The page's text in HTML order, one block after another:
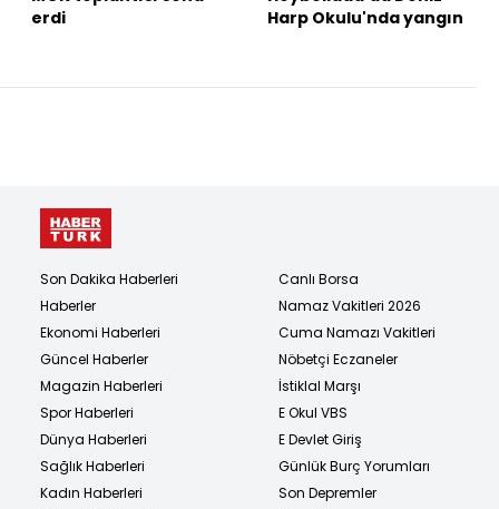
erdi
Harp Okulu'nda yangın
Son Dakika Haberleri
Haberler
Ekonomi Haberleri
Güncel Haberler
Magazin Haberleri
Spor Haberleri
Dünya Haberleri
Sağlık Haberleri
Kadın Haberleri
Canlı Borsa
Namaz Vakitleri 2026
Cuma Namazı Vakitleri
Nöbetçi Eczaneler
İstiklal Marşı
E Okul VBS
E Devlet Giriş
Günlük Burç Yorumları
Son Depremler